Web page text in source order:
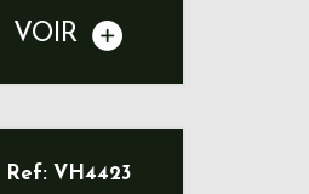
VOIR
Ref: VH4423